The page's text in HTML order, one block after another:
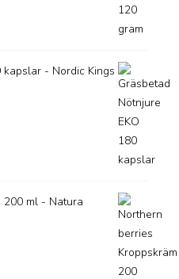
kapslar - Nordic Kings
200 ml - Natura